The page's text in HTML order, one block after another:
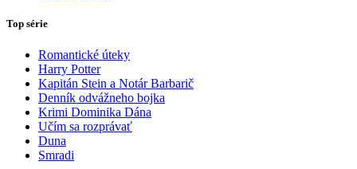
Top série
Romantické úteky
Harry Potter
Kapitán Stein a Notár Barbarič
Denník odvážneho bojka
Krimi Dominika Dána
Učím sa rozprávať
Duna
Smradi